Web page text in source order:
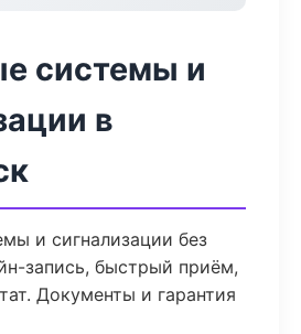
системы и
в
и сигнализации без
запись, быстрый приём,
Документы и гарантия